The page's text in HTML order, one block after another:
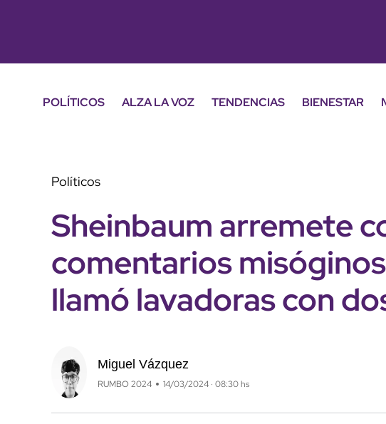
POLÍTICOS ALZA LA VOZ TENDENCIAS BIENESTAR
Políticos
Sheinbaum arremete
comentarios
llamó lavadoras con
Miguel Vázquez
RUMBO 2024 14/03/2024 · 08:30 hs